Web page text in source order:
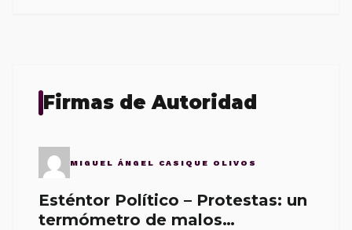
Firmas de Autoridad
MIGUEL ÁNGEL CASIQUE OLIVOS
Esténtor Político – Protestas: un
termómetro de malos